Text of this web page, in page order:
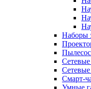
Наборы
Сетевые
Сетевые
Смарт-
Умные